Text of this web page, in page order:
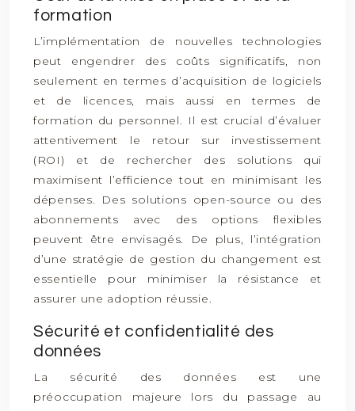
formation
L’implémentation de nouvelles technologies
peut engendrer des coûts significatifs, non
seulement en termes d’acquisition de logiciels
et de licences, mais aussi en termes de
formation du personnel. Il est crucial d’évaluer
attentivement le retour sur investissement
(ROI) et de rechercher des solutions qui
maximisent l’efficience tout en minimisant les
dépenses. Des solutions open-source ou des
abonnements avec des options flexibles
peuvent être envisagés. De plus, l’intégration
d’une stratégie de gestion du changement est
essentielle pour minimiser la résistance et
assurer une adoption réussie.
Sécurité et confidentialité des
données
La sécurité des données est une
préoccupation majeure lors du passage au